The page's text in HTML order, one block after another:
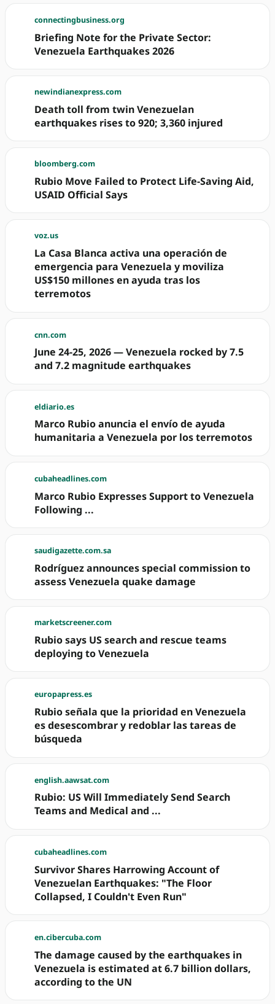
connectingbusiness.org
Briefing Note for the Private Sector:
Venezuela Earthquakes 2026
newindianexpress.com
Death toll from twin Venezuelan
earthquakes rises to 920; 3,360 injured
bloomberg.com
Rubio Move Failed to Protect Life-Saving Aid,
USAID Official Says
voz.us
La Casa Blanca activa una operación de
emergencia para Venezuela y moviliza
US$150 millones en ayuda tras los
terremotos
cnn.com
June 24-25, 2026 — Venezuela rocked by 7.5
and 7.2 magnitude earthquakes
eldiario.es
Marco Rubio anuncia el envío de ayuda
humanitaria a Venezuela por los terremotos
cubaheadlines.com
Marco Rubio Expresses Support to Venezuela
Following ...
saudigazette.com.sa
Rodríguez announces special commission to
assess Venezuela quake damage
marketscreener.com
Rubio says US search and rescue teams
deploying to Venezuela
europapress.es
Rubio señala que la prioridad en Venezuela
es desescombrar y redoblar las tareas de
búsqueda
english.aawsat.com
Rubio: US Will Immediately Send Search
Teams and Medical and ...
cubaheadlines.com
Survivor Shares Harrowing Account of
Venezuelan Earthquakes: "The Floor
Collapsed, I Couldn't Even Run"
en.cibercuba.com
The damage caused by the earthquakes in
Venezuela is estimated at 6.7 billion dollars,
according to the UN